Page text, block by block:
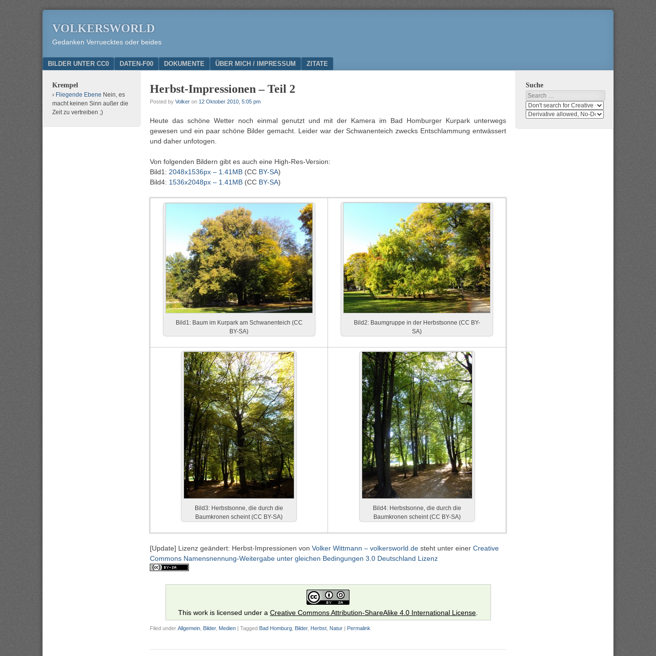
VOLKERSWORLD
Gedanken Verruecktes oder beides
Menu
SKIP TO CONTENT
BILDER UNTER CC0 DATEN-F00 DOKUMENTE ÜBER MICH / IMPRESSUM ZITATE
Herbst-Impressionen – Teil 2
Posted by Volker on 12 Oktober 2010, 5:05 pm
Heute das schöne Wetter noch einmal genutzt und mit der Kamera im Bad Homburger Kurpark unterwegs
gewesen und ein paar schöne Bilder gemacht. Leider war der Schwanenteich zwecks Entschlammung entwässert
und daher unfotogen.
Von folgenden Bildern gibt es auch eine High-Res-Version:
Bild1: 2048x1536px – 1.41MB (CC BY-SA)
Bild4: 1536x2048px – 1.41MB (CC BY-SA)
Bild1: Baum im Kurpark am Schwanenteich (CC
BY-SA)
Bild2: Baumgruppe in der Herbstsonne (CC BY-
SA)
Bild3: Herbstsonne, die durch die
Baumkronen scheint (CC BY-SA)
Bild4: Herbstsonne, die durch die
Baumkronen scheint (CC BY-SA)
[Update] Lizenz geändert: Herbst-Impressionen von Volker Wittmann – volkersworld.de steht unter einer Creative
Commons Namensnennung-Weitergabe unter gleichen Bedingungen 3.0 Deutschland Lizenz
This work is licensed under a Creative Commons Attribution-ShareAlike 4.0 International License
Filed under Allgemein Bilder, Medien | Tagged Bad Homburg Bilder, Herbst Natur | Permalink
Krempel
Fliegende Ebene Nein, es
macht keinen Sinn außer die
Zeit zu vertreiben ;)
Suche
Search
Search
media
search